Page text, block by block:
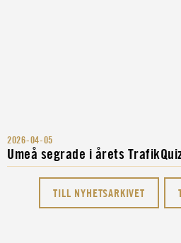
2026-04-05
Umeå segrade i årets
TILL NYHETSARKIVET